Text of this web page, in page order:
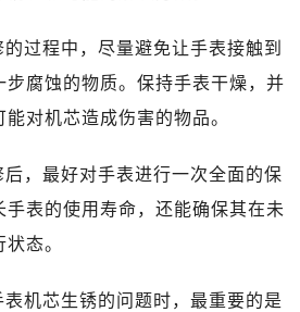
过程中，尽量避免让手表接触到
腐蚀的物质。保持手表干燥，并
对机芯造成伤害的物品。
，最好对手表进行一次全面的保
表的使用寿命，还能确保其在未
态。
机芯生锈的问题时，最重要的是